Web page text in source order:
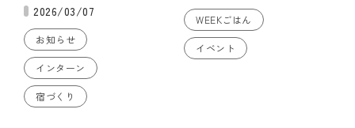
2026/03/07
お知らせ
インターン
宿づくり
WEEKごはん
イベント